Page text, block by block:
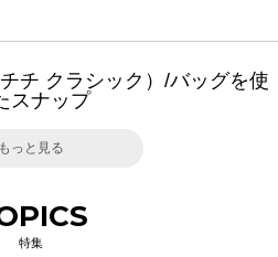
チ クラシック）/バッグを使
スナップ
もっと見る
特集